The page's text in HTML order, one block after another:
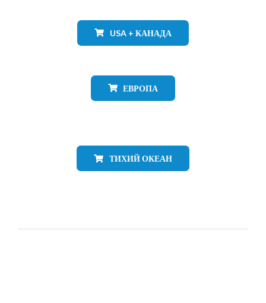
USA + КАНАДА
ЕВРОПА
ТИХИЙ ОКЕАН